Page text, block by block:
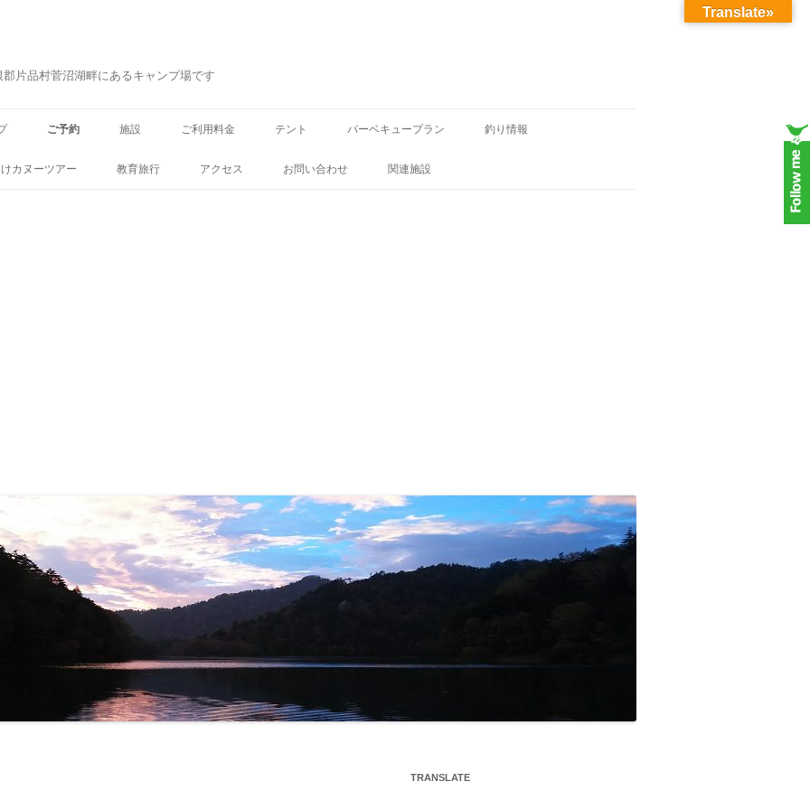
片品村菅沼湖畔にあるキャンプ場です
ン
ツ
へ
ご予約 施設 ご利用料金 テント バーベキュープラン 釣り情報
カヌーツアー 教育旅行 アクセス お問い合わせ 関連施設
TRANSLATE
Translate»